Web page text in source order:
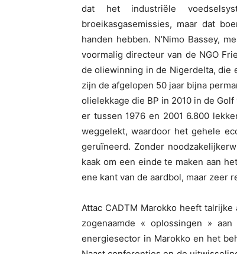
dat het industriële
broeikasgasemissies, maar dat
handen hebben. N’Nimo Bassey,
voormalig directeur van de NGO
de oliewinning in de Nigerdelta, die
zijn de afgelopen 50 jaar bijna
olielekkage die BP in 2010 in de
er tussen 1976 en 2001 6.800
weggelekt, waardoor het gehele
geruïneerd. Zonder
kaak om een einde te maken aan
ene kant van de aardbol, maar zeer
Attac CADTM Marokko heeft
zogenaamde « oplossingen »
energiesector in Marokko en het